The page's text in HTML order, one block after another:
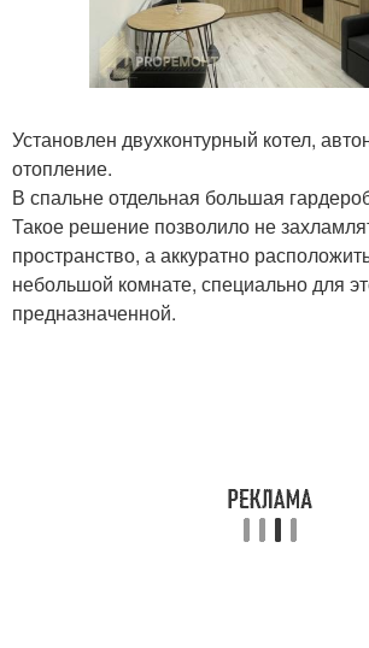
Установлен двухконтурный котел,
отопление.
В спальне отдельная большая
Такое решение позволило не
пространство, а аккуратно
небольшой комнате, специально для
предназначенной.